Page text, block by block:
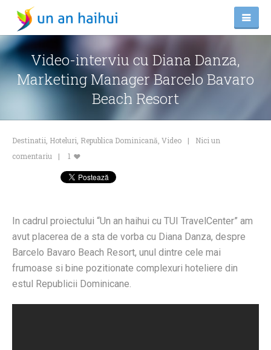
Video-interviu cu Diana Danza,
Marketing Manager Barcelo Bavaro
Beach Resort
Destinatii Hoteluri Republica Dominicană Video
Nici un
comentariu
1
In cadrul proiectului “Un an haihui cu TUI TravelCenter” am
avut placerea de a sta de vorba cu Diana Danza, despre
Barcelo Bavaro Beach Resort, unul dintre cele mai
frumoase si bine pozitionate complexuri hoteliere din
estul Republicii Dominicane.